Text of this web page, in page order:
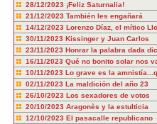
28/12/2023 ¡Feliz Saturnalia!
21/12/2023 También les engañará
14/12/2023 Lorenzo Díaz, el mítico
30/11/2023 Kissinger y Juan Carlos
23/11/2023 Honrar la palabra dada
16/11/2023 Qué no bonito solar nos
10/11/2023 Lo grave es la
02/11/2023 La maldición del año 23
26/10/2023 Los sexadores de votos
20/10/2023 Aragonès y la estulticia
12/10/2023 El pasacalle republicano